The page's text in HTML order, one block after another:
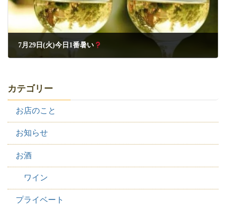
7月29日(火)今日1番暑い
カテゴリー
お店のこと
お知らせ
お酒
ワイン
プライベート